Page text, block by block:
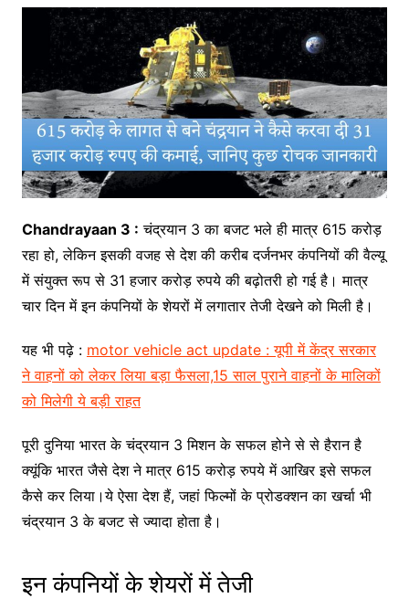
Chandrayaan 3 : चंद्रयान 3 का बजट भले ही मात्र 615 करोड़
रहा हो, लेकिन इसकी वजह से देश की करीब दर्जनभर कंपनियों की वैल्यू
में संयुक्त रूप से 31 हजार करोड़ रुपये की बढ़ोतरी हो गई है। मात्र
चार दिन में इन कंपनियों के शेयरों में लगातार तेजी देखने को मिली है।
यह भी पढ़े : motor vehicle act update : यूपी में केंद्र सरकार
ने वाहनों को लेकर लिया बड़ा फैसला,15 साल पुराने वाहनों के मालिकों
को मिलेगी ये बड़ी राहत
पूरी दुनिया भारत के चंद्रयान 3 मिशन के सफल होने से से हैरान है
क्यूंकि भारत जैसे देश ने मात्र 615 करोड़ रुपये में आखिर इसे सफल
कैसे कर लिया।ये ऐसा देश हैं, जहां फिल्मों के प्रोडक्शन का खर्चा भी
चंद्रयान 3 के बजट से ज्यादा होता है।
इन कंपनियों के शेयरों में तेजी